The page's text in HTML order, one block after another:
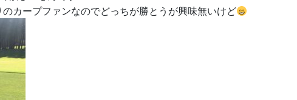
カープファンなのでどっちが勝とうが興味無いけど